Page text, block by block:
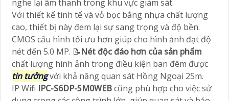
nghe lại âm thanh trong khu vực giám sát.
Với thiết kế tinh tế và vỏ bọc bằng nhựa chất lượng
cao, thiết bị này đem lại sự sang trọng và độ bền.
CMOS cấu hình tối ưu hơn giúp cho hình ảnh đạt độ
nét đến 5.0 MP. 📝Nét độc đáo hơn của sản phẩm
chất lượng hình ảnh trong điều kiện ban đêm được
tin tưởngvới khả năng quan sát Hồng Ngoại 25m.
IP Wifi IPC-S6DP-5M0WEBcũng phù hợp cho việc sử